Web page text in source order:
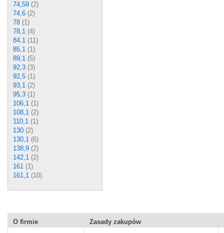
74,59 (2)
74,6 (2)
78 (1)
78,1 (4)
84,1 (11)
85,1 (1)
89,1 (5)
92,3 (3)
92,5 (1)
93,1 (2)
95,3 (1)
106,1 (1)
108,1 (2)
110,1 (1)
130 (2)
130,1 (6)
138,9 (2)
142,1 (2)
161 (1)
161,1 (10)
O firmie
Zasady zakupów